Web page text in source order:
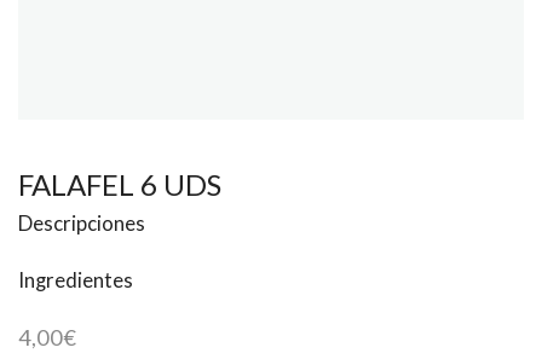
FALAFEL 6 UDS
Descripciones
Ingredientes
4,00€